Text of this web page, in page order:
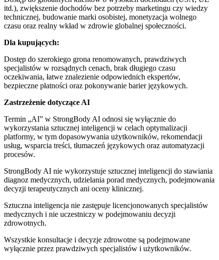
itd.), zwiększenie dochodów bez potrzeby marketingu czy wiedzy
technicznej, budowanie marki osobistej, monetyzacja wolnego
czasu oraz realny wkład w zdrowie globalnej społeczności.
Dla kupujących:
Dostęp do szerokiego grona renomowanych, prawdziwych
specjalistów w rozsądnych cenach, brak długiego czasu
oczekiwania, łatwe znalezienie odpowiednich ekspertów,
bezpieczne płatności oraz pokonywanie barier językowych.
Zastrzeżenie dotyczące AI
Termin „AI” w StrongBody AI odnosi się wyłącznie do
wykorzystania sztucznej inteligencji w celach optymalizacji
platformy, w tym dopasowywania użytkowników, rekomendacji
usług, wsparcia treści, tłumaczeń językowych oraz automatyzacji
procesów.
StrongBody AI nie wykorzystuje sztucznej inteligencji do stawiania
diagnoz medycznych, udzielania porad medycznych, podejmowania
decyzji terapeutycznych ani oceny klinicznej.
Sztuczna inteligencja nie zastępuje licencjonowanych specjalistów
medycznych i nie uczestniczy w podejmowaniu decyzji
zdrowotnych.
Wszystkie konsultacje i decyzje zdrowotne są podejmowane
wyłącznie przez prawdziwych specjalistów i użytkowników.